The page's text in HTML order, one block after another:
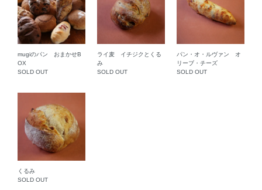
mugiのパン おまかせB
OX
SOLD OUT
ライ麦 イチジクとくる
み
SOLD OUT
パン・オ・ルヴァン オ
リーブ・チーズ
SOLD OUT
くるみ
SOLD OUT